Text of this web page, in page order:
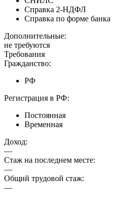
Справка 2-НДФЛ
Справка по форме банка
Дополнительные:
не требуются
Требования
Гражданство:
РФ
Регистрация в РФ:
Постоянная
Временная
Доход:
—
Стаж на последнем месте:
—
Общий трудовой стаж:
—